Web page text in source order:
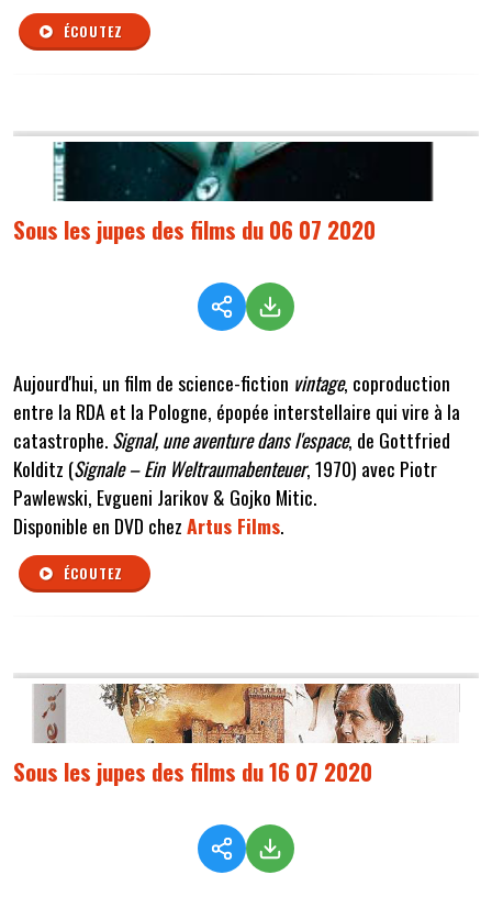
ÉCOUTEZ
Sous les jupes des films du 06 07 2020
Aujourd'hui, un film de science-fiction vintage, coproduction
entre la RDA et la Pologne, épopée interstellaire qui vire à la
catastrophe.Signal, une aventure dans l'espace, de Gottfried
Kolditz (Signale – Ein Weltraumabenteuer, 1970) avec Piotr
Pawlewski, Evgueni Jarikov & Gojko Mitic.
Disponible en DVD chezArtus Films.
ÉCOUTEZ
Sous les jupes des films du 16 07 2020